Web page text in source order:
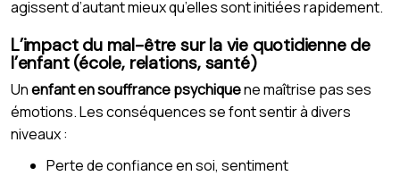
agissent d’autant mieux qu’elles sont initiées rapidement.
L’impact du mal-être sur la vie quotidienne de
l’enfant (école, relations, santé)
Unenfant en souffrance psychiquene maîtrise pas ses
émotions. Les conséquences se font sentir à divers
niveaux :
Perte de confiance en soi, sentiment